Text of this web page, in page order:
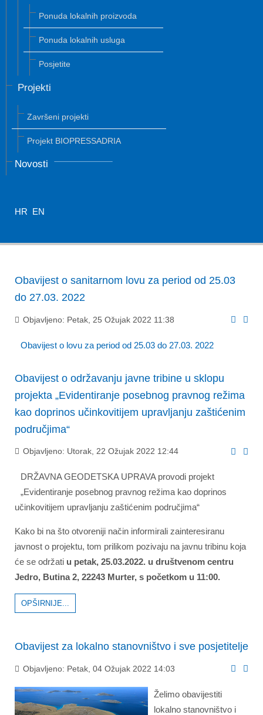
Ponuda lokalnih proizvoda
Ponuda lokalnih usluga
Posjetite
Projekti
Završeni projekti
Projekt BIOPRESSADRIA
Novosti
HR EN
Obavijest o sanitarnom lovu za period od 25.03
do 27.03. 2022
Objavljeno: Petak, 25 Ožujak 2022 11:38
Obavijest o lovu za period od 25.03 do 27.03. 2022
Obavijest o održavanju javne tribine u sklopu
projekta „Evidentiranje posebnog pravnog režima
kao doprinos učinkovitijem upravljanju zaštićenim
područjima“
Objavljeno: Utorak, 22 Ožujak 2022 12:44
DRŽAVNA GEODETSKA UPRAVA provodi projekt
„Evidentiranje posebnog pravnog režima kao doprinos
učinkovitijem upravljanju zaštićenim područjima“
Kako bi na što otvoreniji način informirali zainteresiranu
javnost o projektu, tom prilikom pozivaju na javnu tribinu koja
će se održati u petak, 25.03.2022. u društvenom centru
Jedro, Butina 2, 22243 Murter, s početkom u 11:00.
OPŠIRNIJE...
Obavijest za lokalno stanovništvo i sve posjetitelje
Objavljeno: Petak, 04 Ožujak 2022 14:03
Želimo obavijestiti
lokalno stanovništvo i